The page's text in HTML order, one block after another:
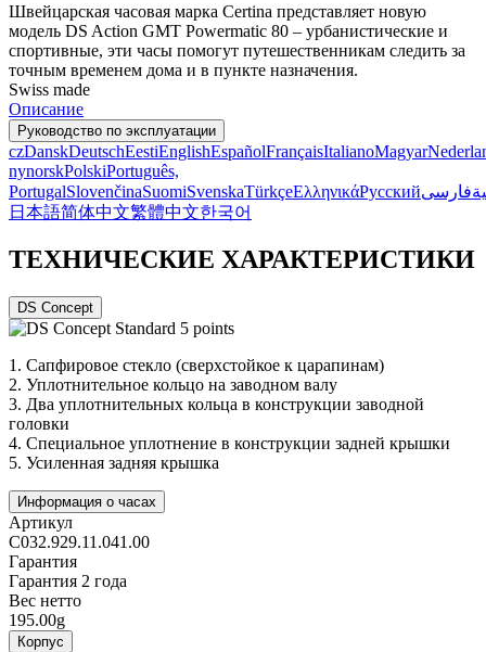
Швейцарская часовая марка Certina представляет новую
модель DS Action GMT Powermatic 80 – урбанистические и
спортивные, эти часы помогут путешественникам следить за
точным временем дома и в пункте назначения.
Swiss made
Описание
Руководство по эксплуатации
czDanskDeutschEestiEnglishEspañolFrançaisItalianoMagyar
nynorskPolskiPortuguês,
PortugalSlovenčinaSuomiSvenskaTürkçeΕλληνικάРусскийفارسی
日本語简体中文繁體中文한국어
ТЕХНИЧЕСКИЕ ХАРАКТЕРИСТИКИ
DS Concept
1. Сапфировое стекло (сверхстойкое к царапинам)
2. Уплотнительное кольцо на заводном валу
3. Два уплотнительных кольца в конструкции заводной
головки
4. Специальное уплотнение в конструкции задней крышки
5. Усиленная задняя крышка
Информация о часах
Артикул
C032.929.11.041.00
Гарантия
Гарантия 2 года
Вес нетто
195.00g
Корпус